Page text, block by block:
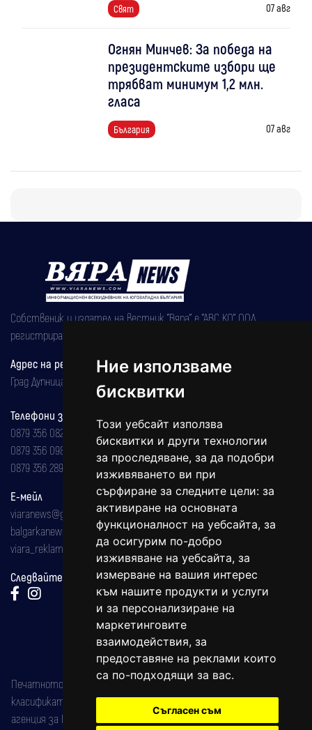
Ние използваме
бисквитки
Този уебсайт използва
бисквитки и други технологии
за проследяване, за да подобри
изживяването ви при
сърфиране за следните цели: за
активиране на основната
функционалност на уебсайта, за
да осигурим по-добро
изживяване на уебсайта, за
измерване на вашия интерес
към нашите продукти и услуги
и за персонализиране на
маркетинговите
взаимодействия, за
предоставяне на реклами които
са по-подходящи за вас.
Съгласен съм
Свят 07 авг
Огнян Минчев: За победа на
президентските избори ще
трябват минимум 1,2 млн.
гласа
България 07 авг
Собственик и издател на вестник "Вяра" е "АВС КО" ООД,
регистрирана на 08.05.2002 година.
Адрес на редакцията
Град Дупница, ул.''Христо Ботев" 43
Телефони за реклама и абонаменти
0879 356 082
0879 356 098
0879 356 289
Е-мейл
viaranews@gmail.com
balgarkanews@gmail.com
viara_reklama@mail.bg
Следвайте ни:
Печатното издание на вестника е регистрирано в националния
класификатор на печатните издания (Българска национална
агенция за ISSN) под номер: ISSN 1312-4722.